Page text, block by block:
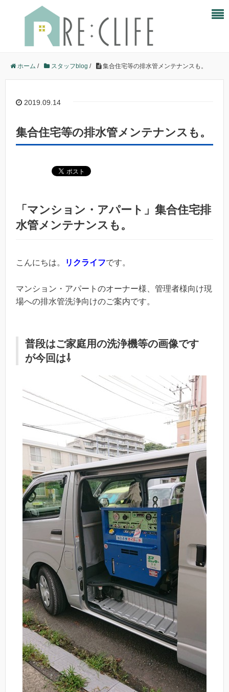
ホーム / スタッフblog / 集合住宅等の排水管メンテナンスも。
2019.09.14
集合住宅等の排水管メンテナンスも。
「マンション・アパート」集合住宅排
水管メンテナンスも。
こんにちは。 リクライフです。
マンション・アパートのオーナー様、管理者様向け現
場への排水管洗浄向けのご案内です。
普段はご家庭用の洗浄機等の画像です
が今回は⇩